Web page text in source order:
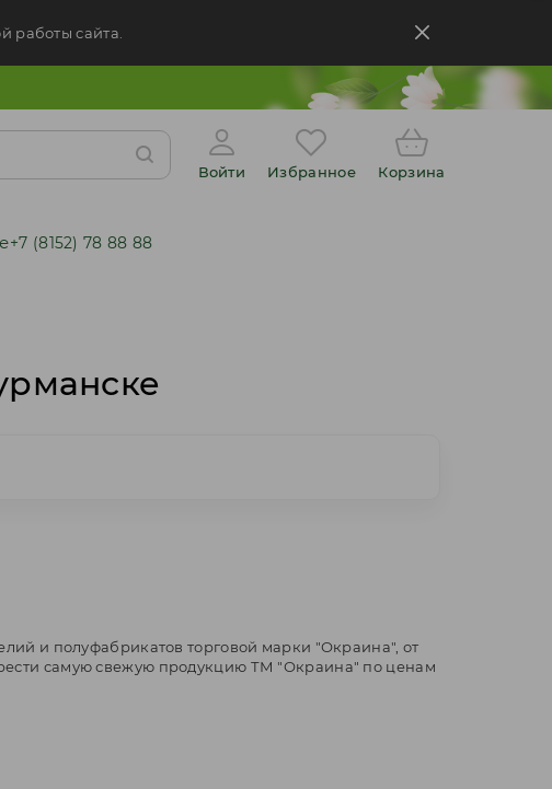
работы сайта.
Войти Избранное Корзина
+7 (8152) 78 88 88
и полуфабрикатов торговой марки "Окраина", от
самую свежую продукцию ТМ "Окраина" по ценам